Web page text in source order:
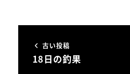
古い投稿
18日の釣果